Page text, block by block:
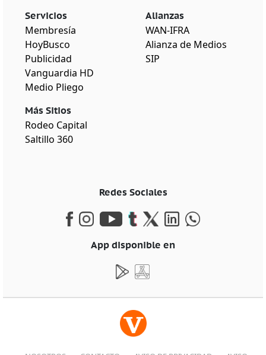
Servicios
Membresía
HoyBusco
Publicidad
Vanguardia HD
Medio Pliego
Más Sitios
Rodeo Capital
Saltillo 360
Alianzas
WAN-IFRA
Alianza de Medios
SIP
Redes Sociales
App disponible en